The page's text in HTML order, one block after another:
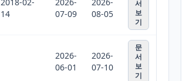
14
07-09
08-05
서
보
기
2026-
06-01
2026-
07-10
문
서
보
기